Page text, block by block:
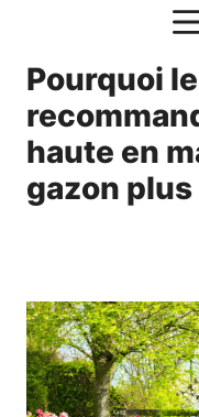
contenu
Pourquoi
haute en
gazon